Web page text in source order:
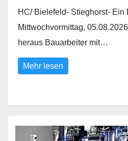
HC/ Bielefeld- Stieghorst-
Mittwochvormittag,
heraus Bauarbeiter mit…
Mehr lesen